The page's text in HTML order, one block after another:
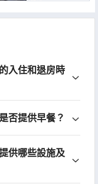
入住和退房時
否提供早餐？
供哪些設施及